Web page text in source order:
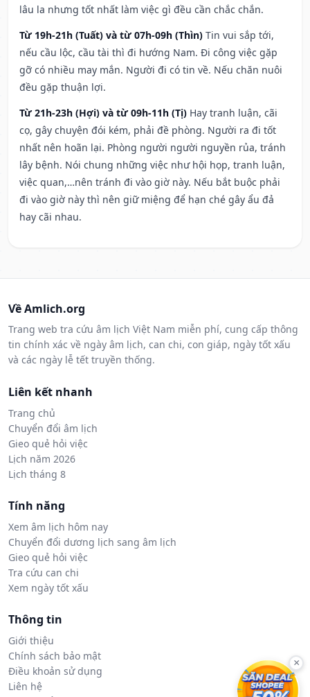
lâu la nhưng tốt nhất làm việc gì đều cần chắc chắn.
Từ 19h-21h (Tuất) và từ 07h-09h (Thìn) Tin vui sắp tới,
nếu cầu lộc, cầu tài thì đi hướng Nam. Đi công việc gặp
gỡ có nhiều may mắn. Người đi có tin về. Nếu chăn nuôi
đều gặp thuận lợi.
Từ 21h-23h (Hợi) và từ 09h-11h (Tị) Hay tranh luận, cãi
cọ, gây chuyện đói kém, phải đề phòng. Người ra đi tốt
nhất nên hoãn lại. Phòng người người nguyền rủa, tránh
lây bệnh. Nói chung những việc như hội họp, tranh luận,
việc quan,…nên tránh đi vào giờ này. Nếu bắt buộc phải
đi vào giờ này thì nên giữ miệng để hạn ché gây ẩu đả
hay cãi nhau.
Về Amlich.org
Trang web tra cứu âm lịch Việt Nam miễn phí, cung cấp thông
tin chính xác về ngày âm lịch, can chi, con giáp, ngày tốt xấu
và các ngày lễ tết truyền thống.
Liên kết nhanh
Trang chủ
Chuyển đổi âm lịch
Gieo quẻ hỏi việc
Lịch năm 2026
Lịch tháng 8
Tính năng
Xem âm lịch hôm nay
Chuyển đổi dương lịch sang âm lịch
Gieo quẻ hỏi việc
Tra cứu can chi
Xem ngày tốt xấu
Thông tin
Giới thiệu
Chính sách bảo mật
Điều khoản sử dụng
Liên hệ
×